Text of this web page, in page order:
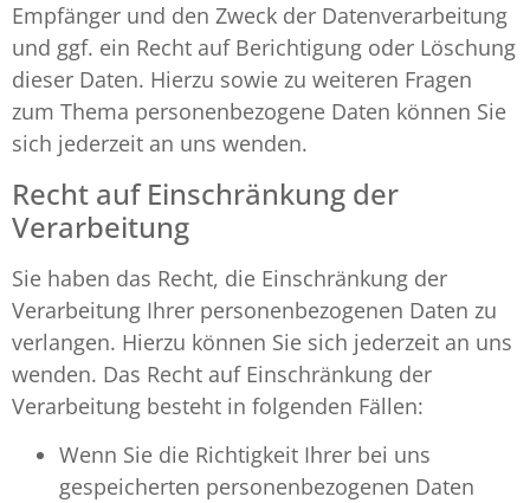
Empfänger und den Zweck der Datenverarbeitung
und ggf. ein Recht auf Berichtigung oder Löschung
dieser Daten. Hierzu sowie zu weiteren Fragen
zum Thema personenbezogene Daten können Sie
sich jederzeit an uns wenden.
Recht auf Einschränkung der
Verarbeitung
Sie haben das Recht, die Einschränkung der
Verarbeitung Ihrer personenbezogenen Daten zu
verlangen. Hierzu können Sie sich jederzeit an uns
wenden. Das Recht auf Einschränkung der
Verarbeitung besteht in folgenden Fällen:
Wenn Sie die Richtigkeit Ihrer bei uns
gespeicherten personenbezogenen Daten